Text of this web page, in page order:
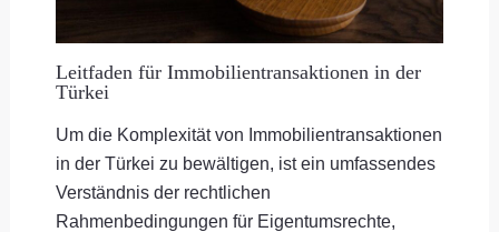
Leitfaden für Immobilientransaktionen in der
Türkei
Um die Komplexität von Immobilientransaktionen
in der Türkei zu bewältigen, ist ein umfassendes
Verständnis der rechtlichen
Rahmenbedingungen für Eigentumsrechte,